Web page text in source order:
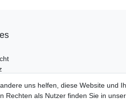
uns helfen, diese Website und
Rechten als Nutzer finden Sie in